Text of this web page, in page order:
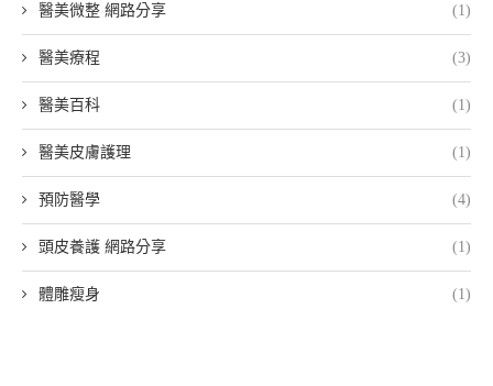
醫美微整 網路分享 (1)
醫美療程 (3)
醫美百科 (1)
醫美皮膚護理 (1)
預防醫學 (4)
頭皮養護 網路分享 (1)
體雕瘦身 (1)